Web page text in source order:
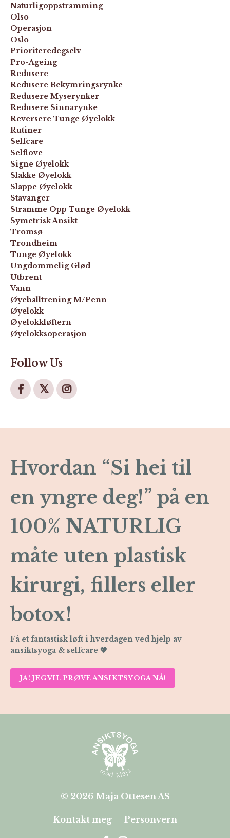
Naturligoppstramming
Olso
Operasjon
Oslo
Prioriteredegselv
Pro-Ageing
Redusere
Redusere Bekymringsrynke
Redusere Myserynker
Redusere Sinnarynke
Reversere Tunge Øyelokk
Rutiner
Selfcare
Selflove
Signe Øyelokk
Slakke Øyelokk
Slappe Øyelokk
Stavanger
Stramme Opp Tunge Øyelokk
Symetrisk Ansikt
Tromsø
Trondheim
Tunge Øyelokk
Ungdommelig Glød
Utbrent
Vann
Øyeballtrening M/penn
Øyelokk
Øyelokkløftern
Øyelokksoperasjon
Follow Us
Hvordan “Si hei til
en yngre deg!” på en
100% NATURLIG
måte uten plastisk
kirurgi, fillers eller
botox!
Få et fantastisk løft i hverdagen ved hjelp av
ansiktsyoga & selfcare 💖
JA! JEG VIL PRØVE ANSIKTSYOGA NÅ!
© 2026 Maja Ottesen AS
Kontakt meg Personvern